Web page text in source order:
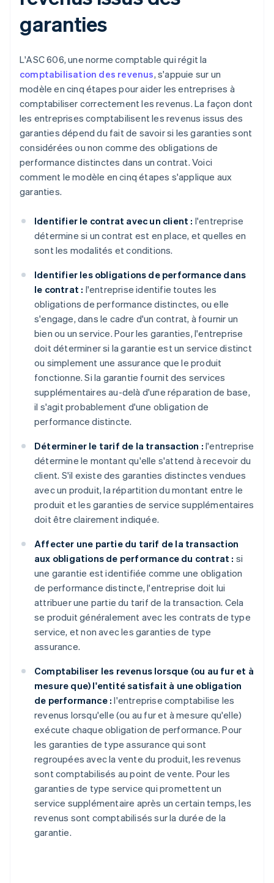
garanties
L'ASC 606, une norme comptable qui régit la
comptabilisation des revenus, s'appuie sur un
modèle en cinq étapes pour aider les entreprises à
comptabiliser correctement les revenus. La façon dont
les entreprises comptabilisent les revenus issus des
garanties dépend du fait de savoir si les garanties sont
considérées ou non comme des obligations de
performance distinctes dans un contrat. Voici
comment le modèle en cinq étapes s'applique aux
garanties.
Identifier le contrat avec un client : l'entreprise
détermine si un contrat est en place, et quelles en
sont les modalités et conditions.
Identifier les obligations de performance dans
le contrat : l'entreprise identifie toutes les
obligations de performance distinctes, ou elle
s'engage, dans le cadre d'un contrat, à fournir un
bien ou un service. Pour les garanties, l'entreprise
doit déterminer si la garantie est un service distinct
ou simplement une assurance que le produit
fonctionne. Si la garantie fournit des services
supplémentaires au-delà d'une réparation de base,
il s'agit probablement d'une obligation de
performance distincte.
Déterminer le tarif de la transaction : l'entreprise
détermine le montant qu'elle s'attend à recevoir du
client. S'il existe des garanties distinctes vendues
avec un produit, la répartition du montant entre le
produit et les garanties de service supplémentaires
doit être clairement indiquée.
Affecter une partie du tarif de la transaction
aux obligations de performance du contrat : si
une garantie est identifiée comme une obligation
de performance distincte, l'entreprise doit lui
attribuer une partie du tarif de la transaction. Cela
se produit généralement avec les contrats de type
service, et non avec les garanties de type
assurance.
Comptabiliser les revenus lorsque (ou au fur et à
mesure que) l'entité satisfait à une obligation
de performance : l'entreprise comptabilise les
revenus lorsqu'elle (ou au fur et à mesure qu'elle)
exécute chaque obligation de performance. Pour
les garanties de type assurance qui sont
regroupées avec la vente du produit, les revenus
sont comptabilisés au point de vente. Pour les
garanties de type service qui promettent un
service supplémentaire après un certain temps, les
revenus sont comptabilisés sur la durée de la
garantie.